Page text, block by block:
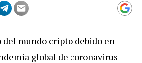
del mundo cripto debido en
global de coronavirus